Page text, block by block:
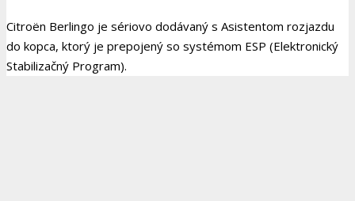
Citroën Berlingo je sériovo dodávaný s Asistentom rozjazdu
do kopca, ktorý je prepojený so systémom ESP (Elektronický
Stabilizačný Program).